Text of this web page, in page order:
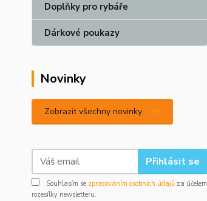
Doplňky pro rybáře
Dárkové poukazy
Novinky
Zobrazit všechny novinky
Přihlásit se
Souhlasím se zpracováním osobních údajů za účelem
rozesílky newsletteru.